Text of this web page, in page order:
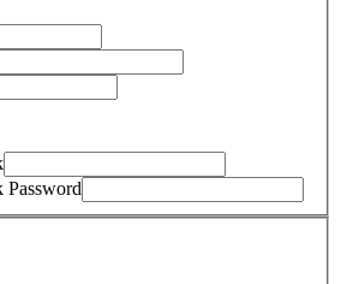
Password